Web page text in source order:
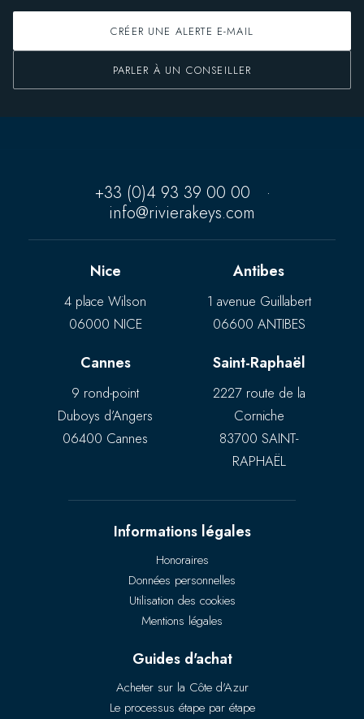
CRÉER UNE ALERTE E-MAIL
PARLER À UN CONSEILLER
+33 (0)4 93 39 00 00
·
info@rivierakeys.com
Nice
4 place Wilson
06000 NICE
Antibes
1 avenue Guillabert
06600 ANTIBES
Cannes
9 rond-point
Duboys d’Angers
06400 Cannes
Saint-Raphaël
2227 route de la
Corniche
83700 SAINT-
RAPHAËL
Informations légales
Honoraires
Données personnelles
Utilisation des cookies
Mentions légales
Guides d'achat
Acheter sur la Côte d'Azur
Le processus étape par étape